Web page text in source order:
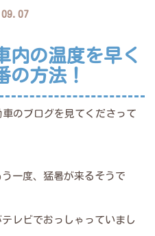
内の温度を早く
の方法！
のブログを見てくださって
一度、猛暑が来るそうで
レビでおっしゃっていまし